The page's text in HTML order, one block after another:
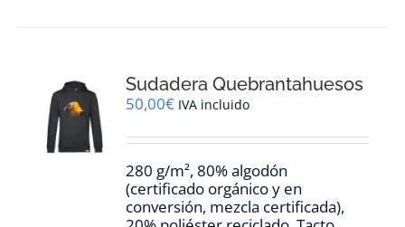
se
pueden
en
página
de
producto
Sudadera Quebrantahuesos
50,00€ IVA incluido
280 g/m², 80% algodón
(certificado orgánico y en
conversión, mezcla certificada),